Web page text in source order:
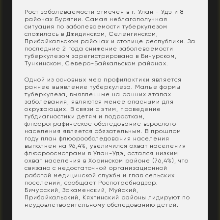
Рост заболеваемости отмечен в г. Улан - Удэ и 8
районах Бурятии. Самая неблагополучная
ситуация по заболеваемости туберкулезом
сложилась в Джидинском, Селенгинском,
Прибайкальском районах и столице республики. За
последние 2 года снижение заболеваемости
туберкулезом зарегистрировано в Бичурском,
Тункинском, Северо-Байкальском районах.
Одной из основных мер профилактики является
раннее выявление туберкулеза. Малые формы
туберкулеза, выявленные на ранних этапах
заболевания, являются менее опасными для
окружающих. В связи с этим, проведение
тубдиагностики детям и подросткам,
флюорографическое обследование взрослого
населения является обязательным. В прошлом
году план флюорообследования населения
выполнен на 96,4%, увеличился охват населения
флюороосмотрами в Улан-Удэ, остался низким
охват населения в Хоринском районе (76,4%), что
связано с недостаточной организационной
работой медицинской службы и глав сельских
поселений, сообщает Роспотребнадзор.
Бичурский, Закаменский, Муйский,
Прибайкальский, Кяхтинский районы лидируют по
неудовлетворительному обследованию детей.